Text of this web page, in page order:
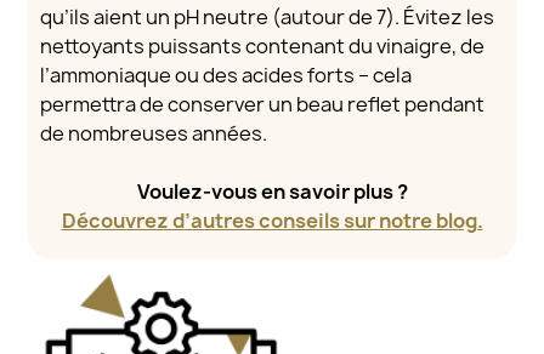
qu’ils aient un pH neutre (autour de 7). Évitez les
nettoyants puissants contenant du vinaigre, de
l’ammoniaque ou des acides forts – cela
permettra de conserver un beau reflet pendant
de nombreuses années.
Voulez-vous en savoir plus ?
Découvrez d’autres conseils sur notre blog.